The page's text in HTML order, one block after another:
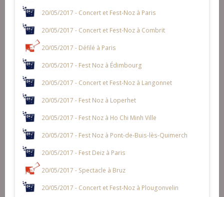
20/05/2017 - Concert et Fest-Noz à Paris
20/05/2017 - Concert et Fest-Noz à Combrit
20/05/2017 - Défilé à Paris
20/05/2017 - Fest Noz à Édimbourg
20/05/2017 - Concert et Fest-Noz à Langonnet
20/05/2017 - Fest Noz à Loperhet
20/05/2017 - Fest Noz à Ho Chi Minh Ville
20/05/2017 - Fest Noz à Pont-de-Buis-lès-Quimerch
20/05/2017 - Fest Deiz à Paris
20/05/2017 - Spectacle à Bruz
20/05/2017 - Concert et Fest-Noz à Plougonvelin